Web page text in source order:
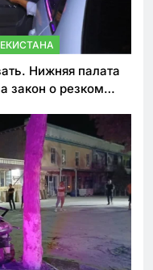
Нижняя палата
закон о резком